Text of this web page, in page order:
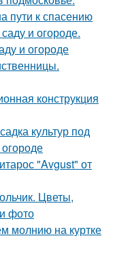
пути к спасению
и огороде.
и огороде
конструкция
культур под
"Avgust" от
Цветы,
фото
молнию на куртке